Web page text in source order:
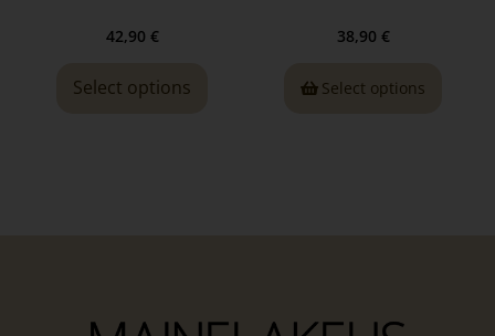
42,90 €
Select options
38,90 €
Select options